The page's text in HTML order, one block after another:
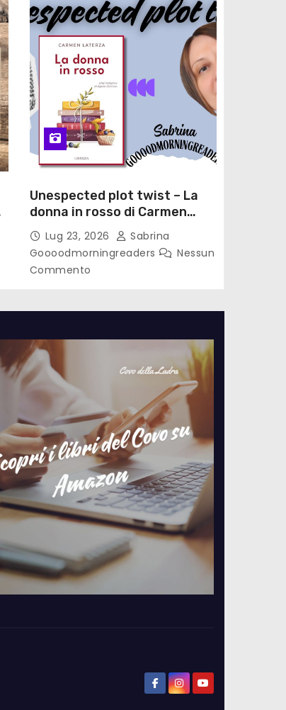
Unespected plot twist – La
donna in rosso di Carmen
Laterza
Lug 23, 2026
Sabrina
Goooodmorningreaders
Nessun
Commento